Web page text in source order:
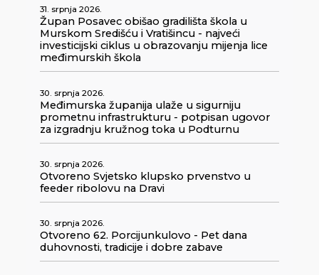
31. srpnja 2026.
Župan Posavec obišao gradilišta škola u
Murskom Središću i Vratišincu - najveći
investicijski ciklus u obrazovanju mijenja lice
međimurskih škola
30. srpnja 2026.
Međimurska županija ulaže u sigurniju
prometnu infrastrukturu - potpisan ugovor
za izgradnju kružnog toka u Podturnu
30. srpnja 2026.
Otvoreno Svjetsko klupsko prvenstvo u
feeder ribolovu na Dravi
30. srpnja 2026.
Otvoreno 62. Porcijunkulovo - Pet dana
duhovnosti, tradicije i dobre zabave